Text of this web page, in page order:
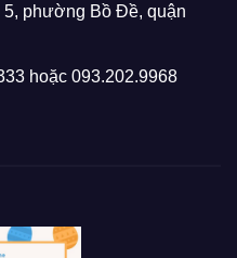
5, phường Bồ Đề, quận
hoặc 093.202.9968